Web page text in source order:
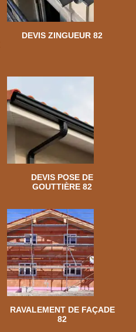
DEVIS ZINGUEUR 82
DEVIS POSE DE
GOUTTIÈRE 82
RAVALEMENT DE FAÇADE
82